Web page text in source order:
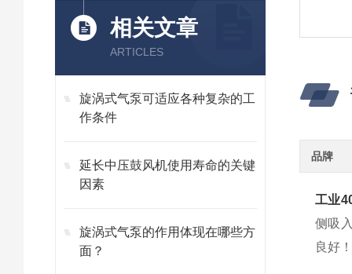
相关文章
ARTICLES
旋涡式气泵可适应各种复杂的工
作条件
延长中压鼓风机使用寿命的关键
因素
旋涡式气泵的作用体现在哪些方
面？
品牌
工业
侧吸
良好